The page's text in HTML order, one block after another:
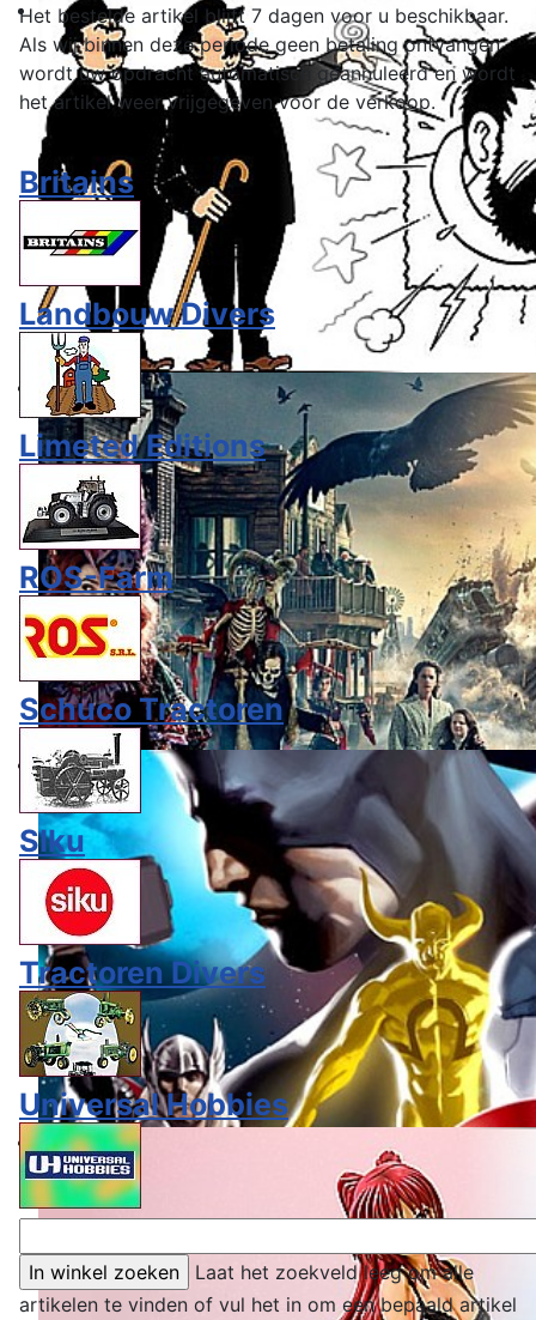
Het bestelde artikel blijft 7 dagen voor u beschikbaar.
Als wij binnen deze periode geen betaling ontvangen
wordt uw opdracht automatisch geannuleerd en wordt
het artikel weer vrijgegeven voor de verkoop.
Britains
Landbouw Divers
Limeted Editions
ROS-Farm
Schuco Tractoren
SIku
Tractoren Divers
Universal Hobbies
Laat het zoekveld leeg om alle
artikelen te vinden of vul het in om een bepaald artikel